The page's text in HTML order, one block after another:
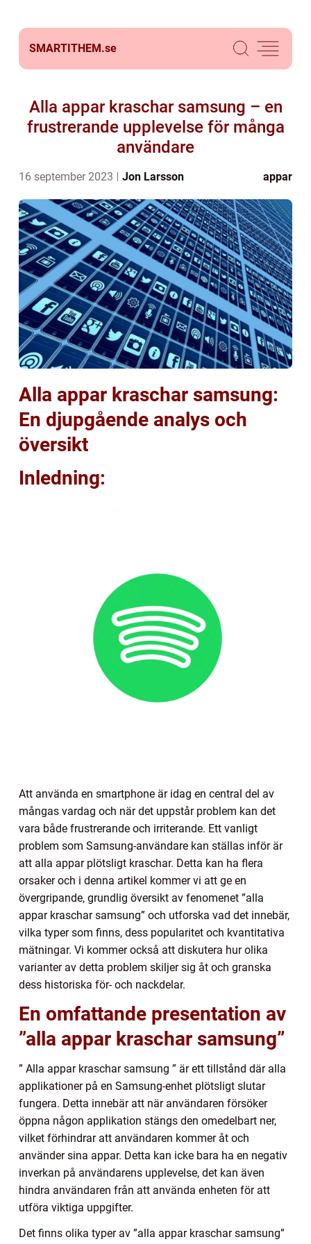
SMARTITHEM.se
Alla appar kraschar samsung – en
frustrerande upplevelse för många
användare
16 september 2023 Jon Larsson appar
Alla appar kraschar samsung:
En djupgående analys och
översikt
Inledning:
Att använda en smartphone är idag en central del av
mångas vardag och när det uppstår problem kan det
vara både frustrerande och irriterande. Ett vanligt
problem som Samsung-användare kan ställas inför är
att alla appar plötsligt kraschar. Detta kan ha flera
orsaker och i denna artikel kommer vi att ge en
övergripande, grundlig översikt av fenomenet ”alla
appar kraschar samsung” och utforska vad det innebär,
vilka typer som finns, dess popularitet och kvantitativa
mätningar. Vi kommer också att diskutera hur olika
varianter av detta problem skiljer sig åt och granska
dess historiska för- och nackdelar.
En omfattande presentation av
”alla appar kraschar samsung”
” Alla appar kraschar samsung ” är ett tillstånd där alla
applikationer på en Samsung-enhet plötsligt slutar
fungera. Detta innebär att när användaren försöker
öppna någon applikation stängs den omedelbart ner,
vilket förhindrar att användaren kommer åt och
använder sina appar. Detta kan icke bara ha en negativ
inverkan på användarens upplevelse, det kan även
hindra användaren från att använda enheten för att
utföra viktiga uppgifter.
Det finns olika typer av ”alla appar kraschar samsung”